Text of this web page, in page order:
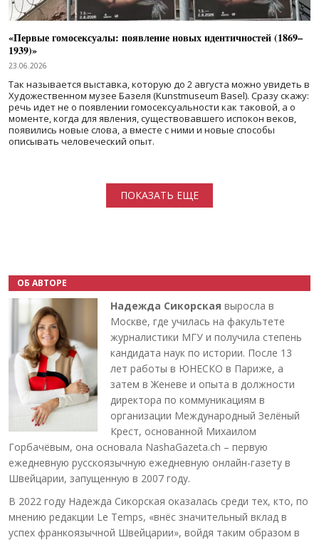
«Первые гомосексуалы: появление новых идентичностей (1869–
1939)»
23.06.2026
Так называется выставка, которую до 2 августа можно увидеть в
Художественном музее Базеля (Kunstmuseum Basel). Сразу скажу:
речь идет не о появлении гомосексуальности как таковой, а о
моменте, когда для явления, существовавшего испокон веков,
появились новые слова, а вместе с ними и новые способы
описывать человеческий опыт.
ПОКАЗАТЬ ЕЩЕ
ОБ АВТОРЕ
Надежда Сикорская выросла в
Москве, где училась на факультете
журналистики МГУ и получила степень
кандидата наук по истории. После 13
лет работы в ЮНЕСКО в Париже, а
затем в Женеве и опыта в должности
директора по коммуникациям в
организации Международный Зелёный
Крест, основанной Михаилом
Горбачёвым, она основала NashaGazeta.ch – первую
ежедневную русскоязычную ежедневную онлайн-газету в
Швейцарии, запущенную в 2007 году.
В 2022 году Надежда Сикорская оказалась среди тех, кто, по
мнению редакции Le Temps, «внёс значительный вклад в
успех франкоязычной Швейцарии», войдя таким образом в